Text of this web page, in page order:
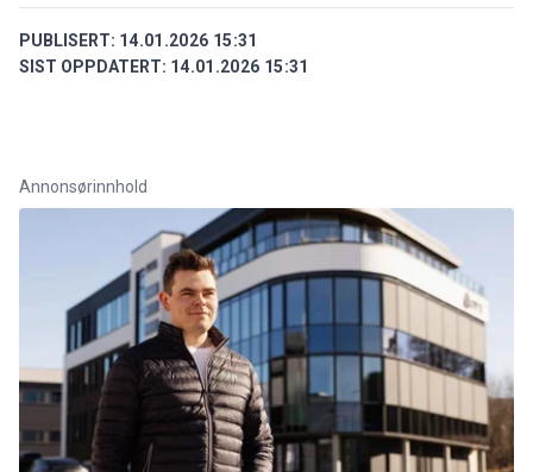
PUBLISERT: 14.01.2026 15:31
SIST OPPDATERT: 14.01.2026 15:31
Annonsørinnhold